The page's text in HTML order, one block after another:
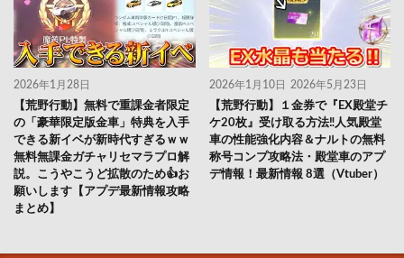
2026年1月28日
【荒野行動】無料で重課金者限定
の「豪華限定版金車」特典を入手
できる新イベが新時代すぎるｗｗ
無料無課金ガチャリセマラプロ解
説。こうやこうど拡散のため👍お
願いします【アプデ最新情報攻略
まとめ】
2026年1月10日 2026年5月23日
【荒野行動】１金券で『EX殿堂チ
ケ20枚』受け取る方法‼人気殿堂
車の性能強化内容＆ナルトの無料
称号コンプ攻略法・殿堂車のアプ
デ情報！最新情報 8選（Vtuber）